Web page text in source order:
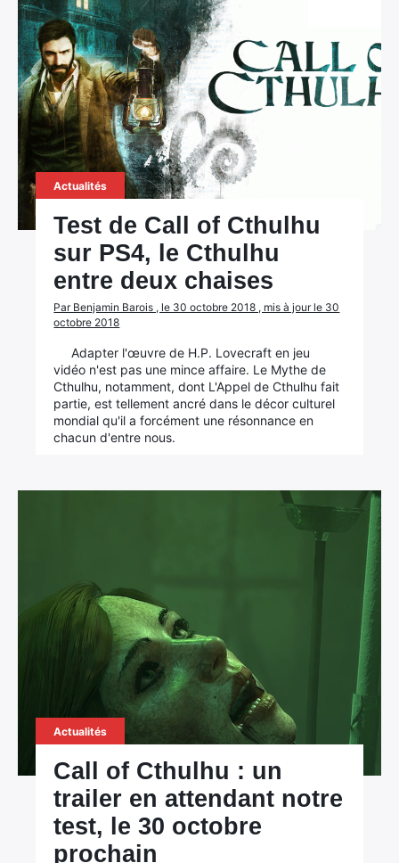
Actualités
Test de Call of Cthulhu
sur PS4, le Cthulhu
entre deux chaises
Par Benjamin Barois , le 30 octobre 2018 , mis à jour le 30
octobre 2018
Adapter l'œuvre de H.P. Lovecraft en jeu
vidéo n'est pas une mince affaire. Le Mythe de
Cthulhu, notamment, dont L'Appel de Cthulhu fait
partie, est tellement ancré dans le décor culturel
mondial qu'il a forcément une résonnance en
chacun d'entre nous.
Actualités
Call of Cthulhu : un
trailer en attendant notre
test, le 30 octobre
prochain